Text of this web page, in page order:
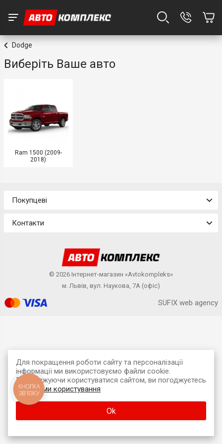
Dodge
Виберіть Ваше авто
Ram 1500 (2009-
2018)
Покупцеві
Контакти
© 2026 Інтернет-магазин «Avtokompleks»
м. Львів, вул. Наукова, 7А (офіс)
SUFIX web agency
Для покращення роботи сайту та персоналізації
інформації ми використовуємо файли cookie.
Продовжуючи користуватися сайтом, ви погоджуєтесь
зумовами користування
Ok
КНОПКА
ЗВ'ЯЗКУ